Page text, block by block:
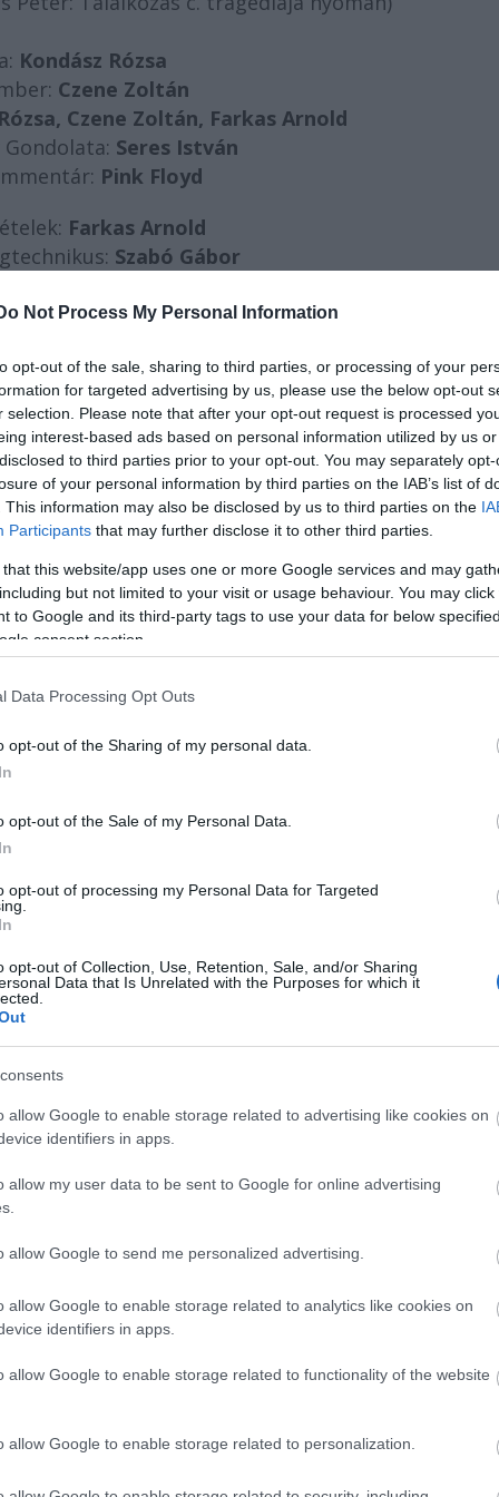
Not Process My Personal Information
opt-out of the sale, sharing to third parties, or processing of your
for targeted advertising by us, please use the below opt-out
selection. Please note that after your opt-out request is processed
interest-based ads based on personal information utilized by us
to third parties prior to your opt-out. You may separately
of your personal information by third parties on the IAB’s list of
This information may also be disclosed by us to third parties on the
Participants that may further disclose it to other third parties.
that this website/app uses one or more Google services and may
but not limited to your visit or usage behaviour. You may
to Google and its third-party tags to use your data for below
consent section.
Data Processing Opt Outs
opt-out of the Sharing of my personal data.
opt-out of the Sale of my Personal Data.
opt-out of processing my Personal Data for Targeted
opt-out of Collection, Use, Retention, Sale, and/or Sharing
Data that Is Unrelated with the Purposes for which it
allow Google to enable storage related to advertising like cookies on
identifiers in apps.
allow my user data to be sent to Google for online advertising
allow Google to send me personalized advertising.
allow Google to enable storage related to analytics like cookies on
identifiers in apps.
allow Google to enable storage related to functionality of the website
allow Google to enable storage related to personalization.
Kondász Rózsa
Czene Zoltán
Czene Zoltán, Farkas Arnold
Seres István
Pink Floyd
Farkas Arnold
Szabó Gábor
tréning indította útjára Szegeden.
egyetemi színház keretei közül. A társulat
tanul, vagy oda készül. A színészi test
két szereplőre, és a barokk operára
a szenvedésről, arról, hogyan
legyen a címszó szerelem, szeretet,
a választ, hogy belsővé tehető-e Nádas
,"Élvezni a kíntól." És ha igen, akkor
kiélésére?
27. szombat, 20.00
Öngyilkosdi
játék szabályokkal -
C, E -
B, D -
-Mácsai Gergely
- Szurdoki Péter
Halmi Gábor
ha feladunk egy hirdetést, melyben - bizarr
vállaljuk bérbe. Trafik Jim és Uzsedári Uzsedom, az
s hogy biztosra menjenek, először maguk
másik a másik. Aztán csere. Szerep-cserélősdi,
két késő néző is, ha nem kívánnának maguk is
történik egy időben. A tét: meg tud-e történni az
e egy előadás, mely előre megírva ugyan
vasárnap, 20.00
Albérleti színjáték